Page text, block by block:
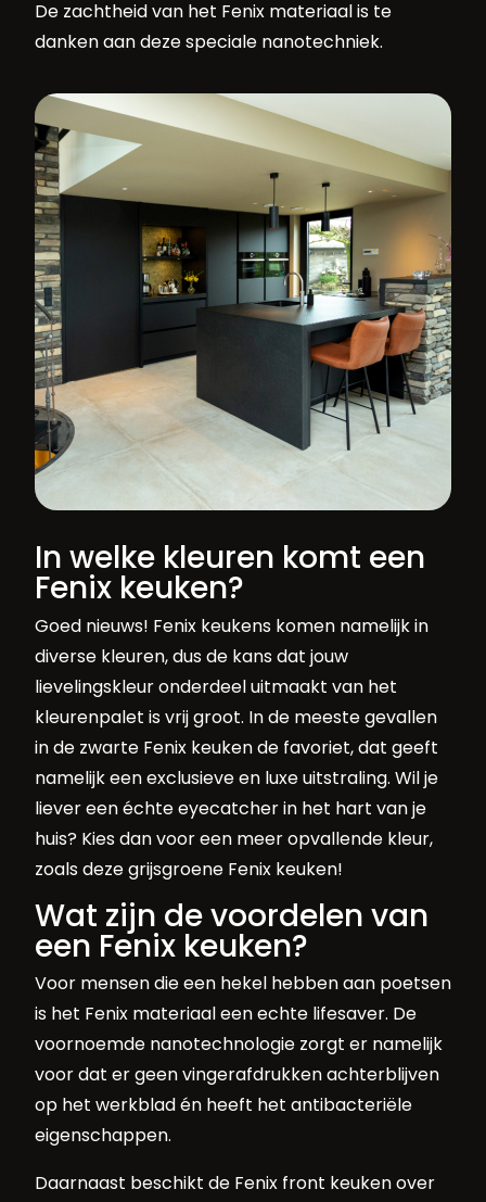
De zachtheid van het Fenix materiaal is te
danken aan deze speciale nanotechniek.
In welke kleuren komt een
Fenix keuken?
Goed nieuws! Fenix keukens komen namelijk in
diverse kleuren, dus de kans dat jouw
lievelingskleur onderdeel uitmaakt van het
kleurenpalet is vrij groot. In de meeste gevallen
in de zwarte Fenix keuken de favoriet, dat geeft
namelijk een exclusieve en luxe uitstraling. Wil je
liever een échte eyecatcher in het hart van je
huis? Kies dan voor een meer opvallende kleur,
zoals deze grijsgroene Fenix keuken!
Wat zijn de voordelen van
een Fenix keuken?
Voor mensen die een hekel hebben aan poetsen
is het Fenix materiaal een echte lifesaver. De
voornoemde nanotechnologie zorgt er namelijk
voor dat er geen vingerafdrukken achterblijven
op het werkblad én heeft het antibacteriële
eigenschappen.
Daarnaast beschikt de Fenix front keuken over